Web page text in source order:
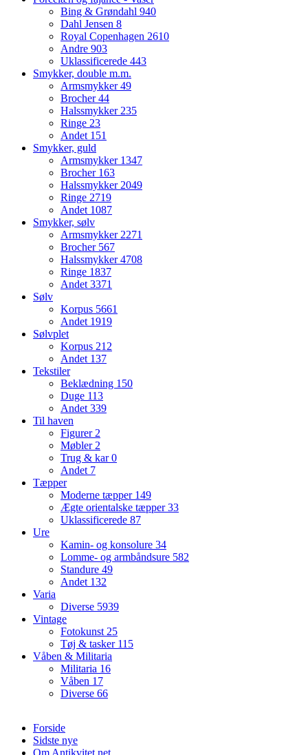
Bing & Grøndahl 940
Dahl Jensen 8
Royal Copenhagen 2610
Andre 903
Uklassificerede 443
Smykker, double m.m.
Armsmykker49
Brocher44
Halssmykker235
Ringe 23
Andet 151
Smykker, guld
Armsmykker 1347
Brocher 163
Halssmykker2049
Ringe 2719
Andet 1087
Smykker, sølv
Armsmykker2271
Brocher 567
Halssmykker4708
Ringe 1837
Andet3371
Sølv
Korpus 5661
Andet 1919
Sølvplet
Korpus 212
Andet 137
Tekstiler
Beklædning 150
Duge 113
Andet339
Til haven
Figurer2
Møbler2
Trug & kar0
Andet 7
Tæpper
Moderne tæpper 149
Ægte orientalske tæpper33
Uklassificerede 87
Ure
Kamin- og konsolure 34
Lomme- og armbåndsure 582
Standure 49
Andet 132
Varia
Diverse 5939
Vintage
Fotokunst25
Tøj & tasker 115
Våben & Militaria
Militaria 16
Våben 17
Diverse 66
Forside
Sidste nye